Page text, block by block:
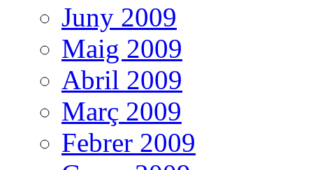
Juny 2009
Maig 2009
Abril 2009
Març 2009
Febrer 2009